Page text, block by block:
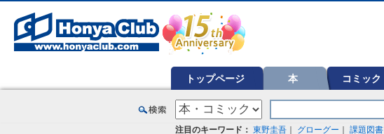
トップページ 本 コミック
注目のキーワード： 東野圭吾 グローグー 課題図書